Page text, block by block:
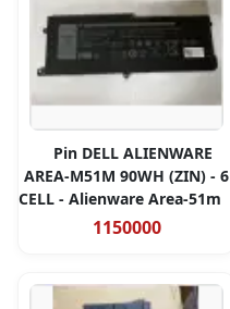
Pin DELL ALIENWARE
AREA-M51M 90WH (ZIN) - 6
CELL - Alienware Area-51m
1150000